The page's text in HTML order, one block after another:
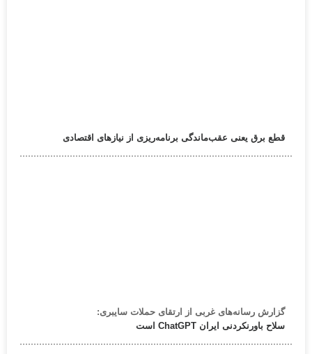
قطع برق یعنی عقب‌ماندگی برنامه‌ریزی از نیازهای اقتصادی
گزارش رسانه‌های غربی از ارتقای حملات سایبری:
سلاح باورنکردنی ایران ChatGPT است